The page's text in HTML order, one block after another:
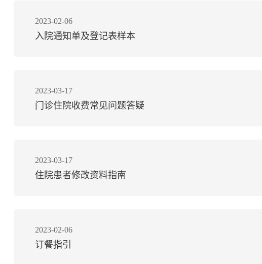
2023-02-06
入院通知单及登记表样本
2023-03-17
门诊住院收费常见问题答疑
2023-03-17
住院患者修改资料指南
2023-02-06
订餐指引